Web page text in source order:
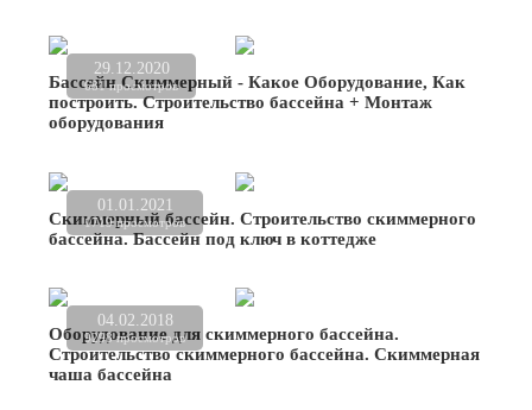
29.12.2020
681 просмотров
Бассейн Скиммерный - Какое Оборудование, Как
построить. Строительство бассейна + Монтаж
оборудования
01.01.2021
1719 просмотров
Скиммерный бассейн. Строительство скиммерного
бассейна. Бассейн под ключ в коттедже
04.02.2018
9298 просмотров
Оборудование для скиммерного бассейна.
Строительство скиммерного бассейна. Скиммерная
чаша бассейна